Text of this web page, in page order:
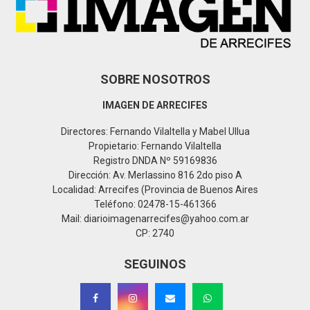
SOBRE NOSOTROS
IMAGEN DE ARRECIFES
Directores: Fernando Vilaltella y Mabel Ullua
Propietario: Fernando Vilaltella
Registro DNDA Nº 59169836
Dirección: Av. Merlassino 816 2do piso A
Localidad: Arrecifes (Provincia de Buenos Aires
Teléfono: 02478-15-461366
Mail: diarioimagenarrecifes@yahoo.com.ar
CP: 2740
SEGUINOS